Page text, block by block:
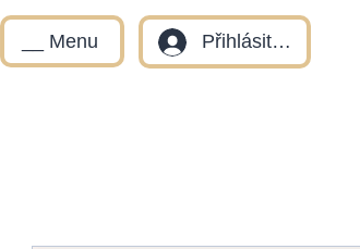
__ Menu Přihlásit se